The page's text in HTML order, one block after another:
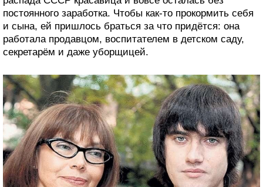
постоянного заработка. Чтобы как-то прокормить себя
и сына, ей пришлось браться за что придётся: она
работала продавцом, воспитателем в детском саду,
секретарём и даже уборщицей.